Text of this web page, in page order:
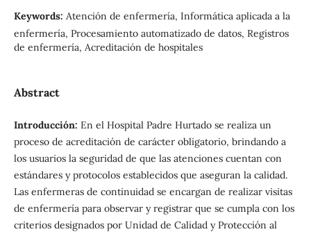
Keywords: Atención de enfermería, Informática aplicada a la
enfermería, Procesamiento automatizado de datos, Registros
de enfermería, Acreditación de hospitales
Abstract
Introducción: En el Hospital Padre Hurtado se realiza un
proceso de acreditación de carácter obligatorio, brindando a
los usuarios la seguridad de que las atenciones cuentan con
estándares y protocolos establecidos que aseguran la calidad.
Las enfermeras de continuidad se encargan de realizar visitas
de enfermería para observar y registrar que se cumpla con los
criterios designados por Unidad de Calidad y Protección al